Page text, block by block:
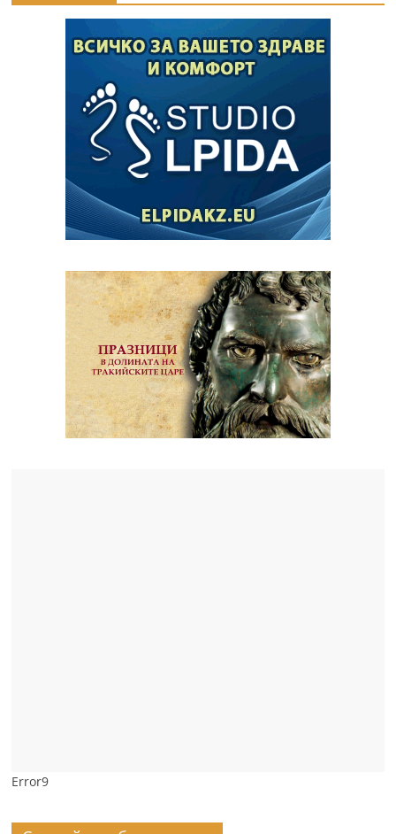
Error9